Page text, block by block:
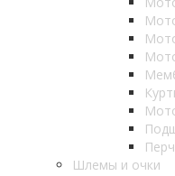
Шлемы и очки